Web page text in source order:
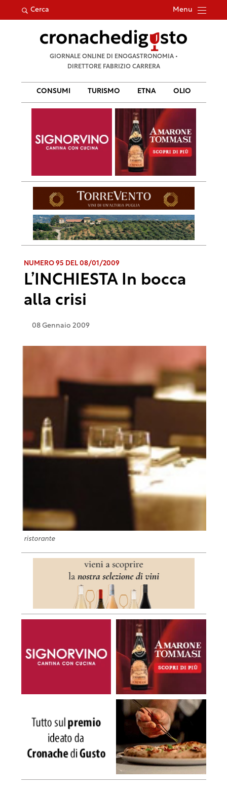
Cerca Menu
per:
GIORNALE ONLINE DI ENOGASTRONOMIA •
DIRETTORE FABRIZIO CARRERA
CONSUMI TURISMO ETNA OLIO
NUMERO 95 DEL 08/01/2009
L’INCHIESTA In bocca
alla crisi
08 Gennaio 2009
ristorante